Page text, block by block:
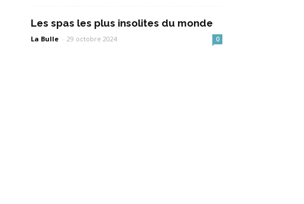
Les spas les plus insolites du monde
La Bulle - 29 octobre 2024 0